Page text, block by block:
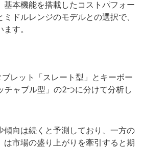
基本機能を搭載したコストパフォー
ドルレンジのモデルとの選択で、
す。
レット「スレート型」とキーボー
チャブル型」の2つに分けて分析し
傾向は続くと予測しており、一方の
は市場の盛り上がりを牽引すると期